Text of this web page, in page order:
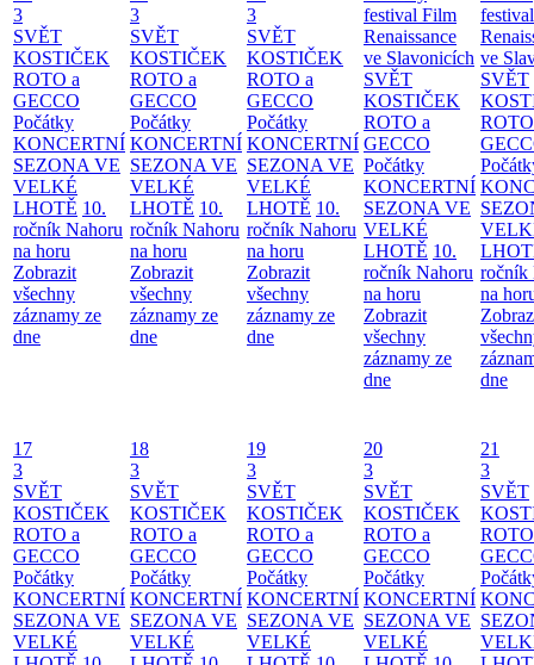
3
SVĚT
KOSTIČEK
ROTO a
GECCO
Počátky
KONCERTNÍ
SEZONA VE
VELKÉ
LHOTĚ 10.
ročník Nahoru
na horu
Zobrazit
všechny
záznamy ze
dne
3
SVĚT
KOSTIČEK
ROTO a
GECCO
Počátky
KONCERTNÍ
SEZONA VE
VELKÉ
LHOTĚ 10.
ročník Nahoru
na horu
Zobrazit
všechny
záznamy ze
dne
3
SVĚT
KOSTIČEK
ROTO a
GECCO
Počátky
KONCERTNÍ
SEZONA VE
VELKÉ
LHOTĚ 10.
ročník Nahoru
na horu
Zobrazit
všechny
záznamy ze
dne
festival Film
Renaissance
ve Slavonicích
SVĚT
KOSTIČEK
ROTO a
GECCO
Počátky
KONCERTNÍ
SEZONA VE
VELKÉ
LHOTĚ 10.
ročník Nahoru
na horu
Zobrazit
všechny
záznamy ze
dne
ve
SVĚT
ročník
na
dne
17
3
SVĚT
KOSTIČEK
ROTO a
GECCO
Počátky
KONCERTNÍ
SEZONA VE
VELKÉ
18
3
SVĚT
KOSTIČEK
ROTO a
GECCO
Počátky
KONCERTNÍ
SEZONA VE
VELKÉ
19
3
SVĚT
KOSTIČEK
ROTO a
GECCO
Počátky
KONCERTNÍ
SEZONA VE
VELKÉ
20
3
SVĚT
KOSTIČEK
ROTO a
GECCO
Počátky
KONCERTNÍ
SEZONA VE
VELKÉ
21
3
SVĚT